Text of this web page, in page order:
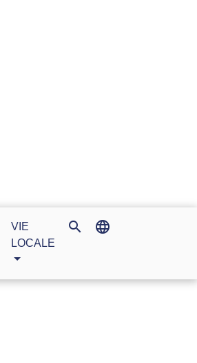
VIE
LOCALE
search language